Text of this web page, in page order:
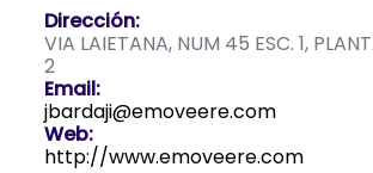
Dirección:
VIA LAIETANA, NUM 45 ESC. 1,
2
Email:
jbardaji@emoveere.com
Web:
http://www.emoveere.com